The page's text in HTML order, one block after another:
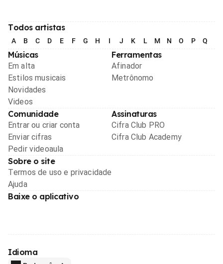
Todos artistas
A B C D E F G H I J K L M N O P Q
Músicas
Em alta
Estilos musicais
Novidades
Videos
Ferramentas
Afinador
Metrônomo
Comunidade
Entrar ou criar conta
Enviar cifras
Pedir videoaula
Assinaturas
Cifra Club PRO
Cifra Club Academy
Sobre o site
Termos de uso e privacidade
Ajuda
Baixe o aplicativo
Idioma